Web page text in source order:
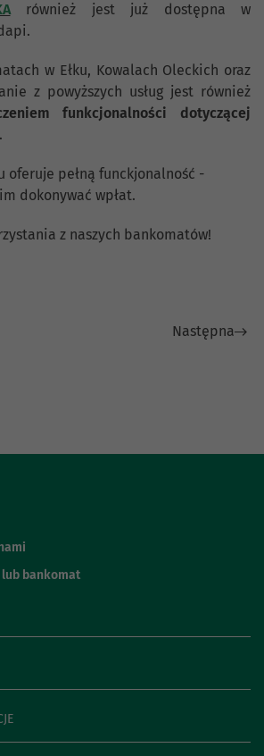
również jest już dostępna w
w Ełku, Kowalach Oleckich oraz
z powyższych usług jest również
funkcjonalności dotyczącej
.
oferuje pełną funckjonalność -
dokonywać wpłat.
z naszych bankomatów!
Następna
bankomat